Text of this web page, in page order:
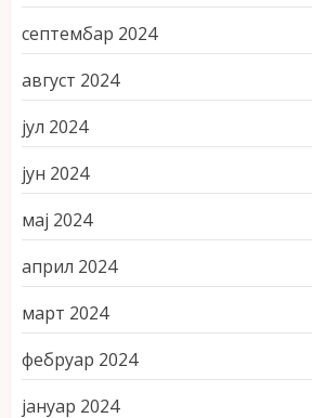
септембар 2024
август 2024
јул 2024
јун 2024
мај 2024
април 2024
март 2024
фебруар 2024
јануар 2024